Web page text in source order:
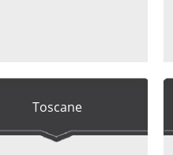
Toscane